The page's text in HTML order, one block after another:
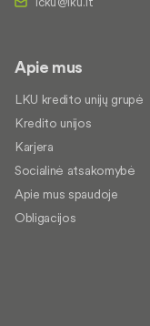
Apie mus
LKU kredito unijų grupė
Kredito unijos
Karjera
Socialinė atsakomybė
Apie mus spaudoje
Obligacijos